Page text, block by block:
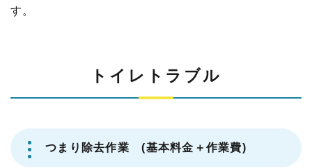
水まわりリフォーム
会社概要
す。
トイレトラブル
つまり除去作業 (基本料金＋作業費)